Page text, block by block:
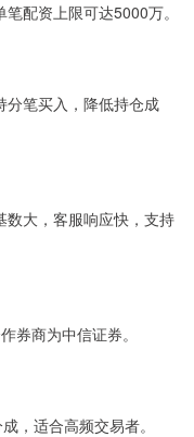
配资上限可达5000万。
分笔买入，降低持仓成
数大，客服响应快，支持
券商为中信证券。
，适合高频交易者。